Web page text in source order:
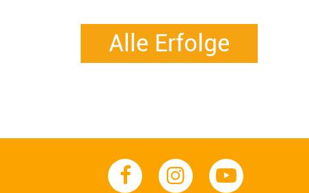
Alle Erfolge